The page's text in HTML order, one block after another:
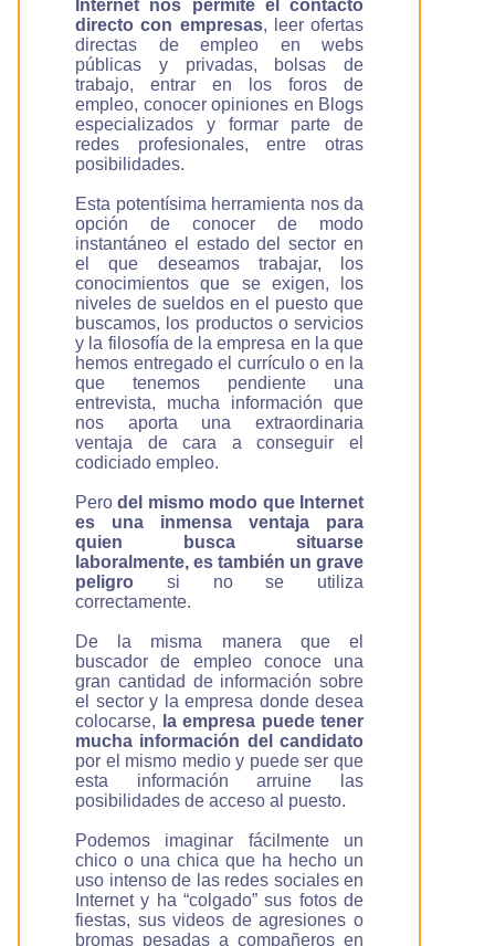
Internet nos permite el contacto
directo con empresas, leer ofertas
directas de empleo en webs
públicas y privadas, bolsas de
trabajo, entrar en los foros de
empleo, conocer opiniones en Blogs
especializados y formar parte de
redes profesionales, entre otras
posibilidades.
Esta potentísima herramienta nos da
opción de conocer de modo
instantáneo el estado del sector en
el que deseamos trabajar, los
conocimientos que se exigen, los
niveles de sueldos en el puesto que
buscamos, los productos o servicios
y la filosofía de la empresa en la que
hemos entregado el currículo o en la
que tenemos pendiente una
entrevista, mucha información que
nos aporta una extraordinaria
ventaja de cara a conseguir el
codiciado empleo.
Perodel mismo modo que Internet
es una inmensa ventaja para
quien busca situarse
laboralmente, es también un grave
peligro si no se utiliza
correctamente.
De la misma manera que el
buscador de empleo conoce una
gran cantidad de información sobre
el sector y la empresa donde desea
colocarse,
la empresa puede tener
mucha información del candidato
por el mismo medio y puede ser que
esta información arruine las
posibilidades de acceso al puesto.
Podemos imaginar fácilmente un
chico o una chica que ha hecho un
uso intenso de las redes sociales en
Internet y ha “colgado” sus fotos de
fiestas, sus videos de agresiones o
bromas pesadas a compañeros en